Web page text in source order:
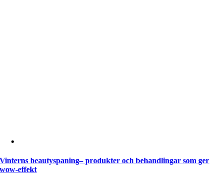
Vinterns beautyspaning– produkter och behandlingar som ger
wow-effekt